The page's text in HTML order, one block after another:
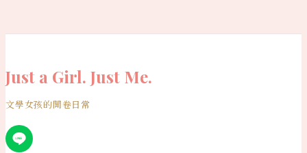
Just a Girl. Just Me.
文學女孩的開卷日常